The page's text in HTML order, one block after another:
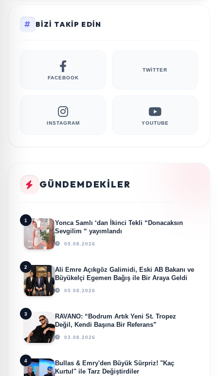
BIZI TAKIP EDIN
FACEBOOK
TWITTER
INSTAGRAM YOUTUBE
GÜNDEMDEKILER
1
Yonca Samlı ‘dan İkinci Tekli “Donacaksın
Sevgilim “ yayımlandı
05.08.2026
2
Ali Emre Açıkgöz Galimidi, Eski AB Bakanı ve
Büyükelçi Egemen Bağış ile Bir Araya Geldi
05.08.2026
3
RAVANO: “Bodrum Artık Yeni St. Tropez
Değil, Kendi Başına Bir Referans”
03.08.2026
4
Bullas & Emry'den Büyük Sürpriz! "Kaç
Kurtul" ile Tarz Değiştirdiler